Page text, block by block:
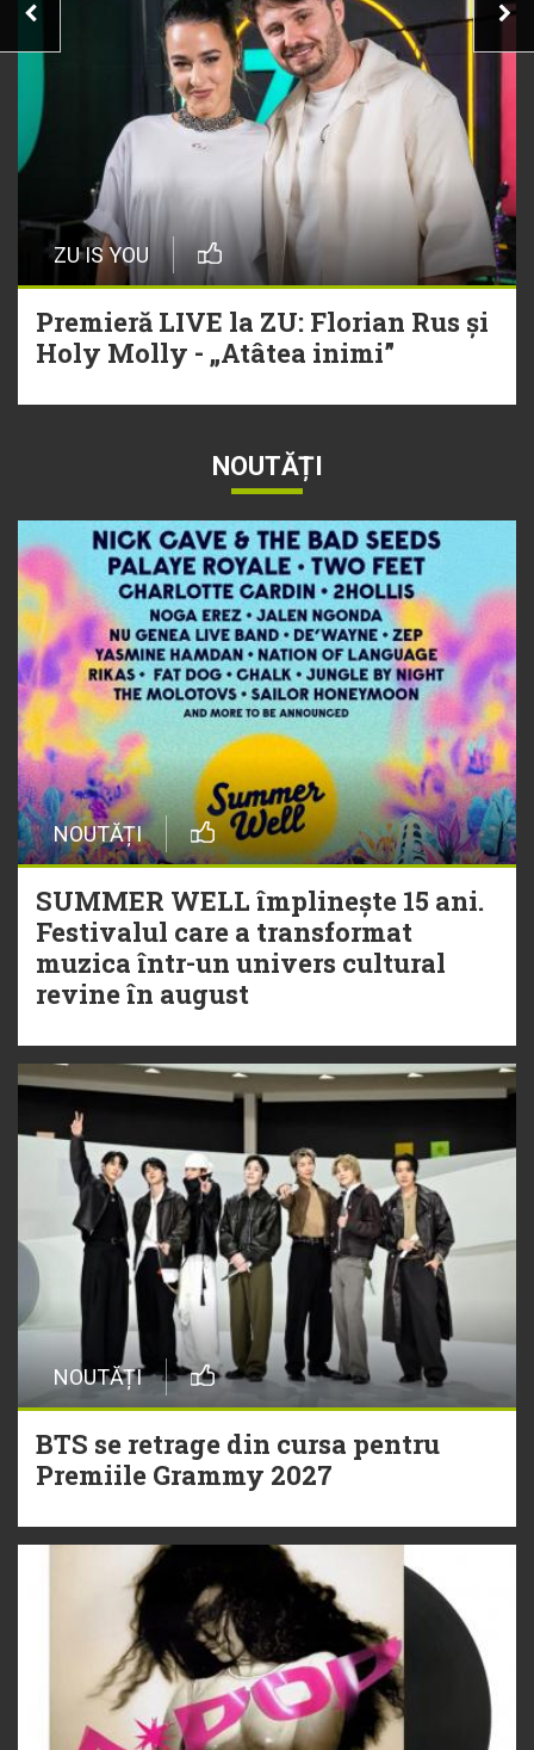
ZU IS YOU
Premieră LIVE la ZU: Florian Rus și
Holy Molly - „Atâtea inimi”
NOUTĂȚI
NOUTĂȚI
SUMMER WELL împlinește 15 ani.
Festivalul care a transformat
muzica într-un univers cultural
revine în august
NOUTĂȚI
BTS se retrage din cursa pentru
Premiile Grammy 2027